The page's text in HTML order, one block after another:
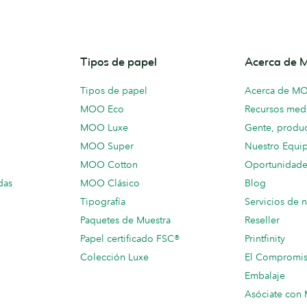
Tipos de papel
Tipos de papel
MOO Eco
MOO Luxe
MOO Super
MOO Cotton
MOO Clásico
Tipografía
Paquetes de Muestra
Papel certificado FSC®
Colección Luxe
Acerca de
Acerca de
Recursos
Gente,
Nuestro
Blog
Servicios de
Reseller
Printfinity
El
Embalaje
Asóciate con